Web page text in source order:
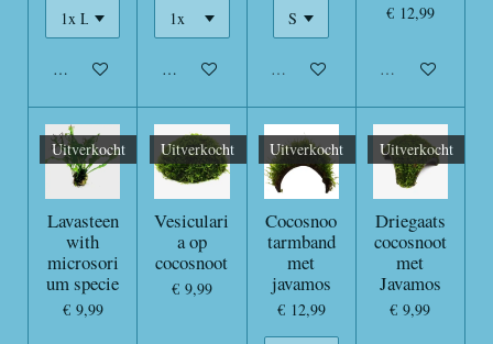
In winkelwagen In winkelwagen Uitverkocht
€ 12,99
Uitverkocht
Uitverkocht
Lavasteen
with
microsori
um specie
€ 9,99
Uitverkocht
Vesiculari
a op
cocosnoot
€ 9,99
Uitverkocht
Cocosnoo
tarmband
met
javamos
€ 12,99
Uitverkocht
Driegaats
cocosnoot
met
Javamos
€ 9,99